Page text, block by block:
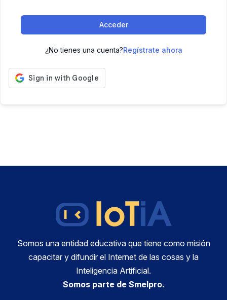
Acceder
¿No tienes una cuenta?Regístrate ahora
Somos una entidad educativa que tiene como misión
capacitar y difundir el Internet de las cosas y la
Inteligencia Artificial.
Somos parte de Smelpro.